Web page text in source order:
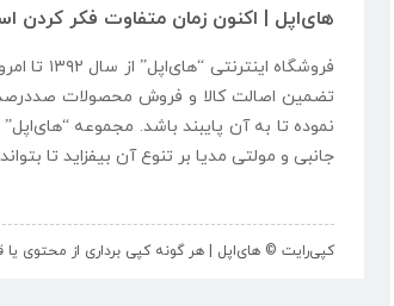
های‌اپل | اکنون زمان متفاوت فکر
فروشگاه اینترنتی “های‌اپل
” از
تضمین اصالت کالا و فروش محصولات صددرصد
نموده تا به آن پایبند باشد. مجموعه “های‌اپل
جانبی و مولتی مدیا بر تنوع آن بیفزاید تا
کپی‌رایت © های‌اپل | هر گونه کپی برداری از